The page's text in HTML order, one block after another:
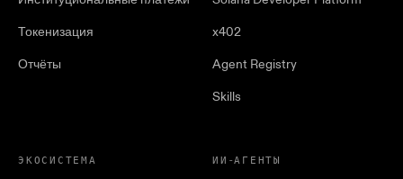
Токенизация
Отчёты
x402
Agent Registry
Skills
ЭКОСИСТЕМА ИИ-АГЕНТЫ